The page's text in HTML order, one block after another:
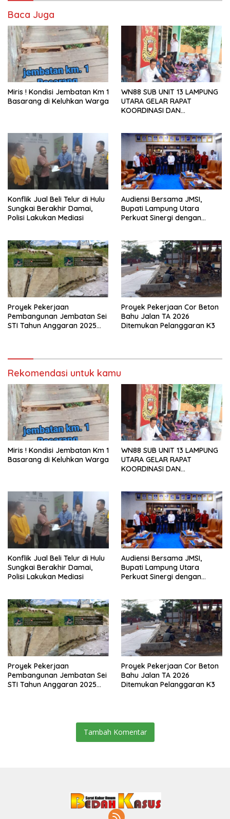
Baca Juga
Miris ! Kondisi Jembatan Km 1
Basarang di Keluhkan Warga
WN88 SUB UNIT 13 LAMPUNG
UTARA GELAR RAPAT
KOORDINASI DAN
Konflik Jual Beli Telur di Hulu
Sungkai Berakhir Damai,
Polisi Lakukan Mediasi
Audiensi Bersama JMSI,
Bupati Lampung Utara
Perkuat Sinergi dengan
Proyek Pekerjaan
Pembangunan Jembatan Sei
STI Tahun Anggaran 2025
Proyek Pekerjaan Cor Beton
Bahu Jalan TA 2026
Ditemukan Pelanggaran K3
Rekomendasi untuk kamu
Miris ! Kondisi Jembatan Km 1
Basarang di Keluhkan Warga
WN88 SUB UNIT 13 LAMPUNG
UTARA GELAR RAPAT
KOORDINASI DAN
Konflik Jual Beli Telur di Hulu
Sungkai Berakhir Damai,
Polisi Lakukan Mediasi
Audiensi Bersama JMSI,
Bupati Lampung Utara
Perkuat Sinergi dengan
Proyek Pekerjaan
Pembangunan Jembatan Sei
STI Tahun Anggaran 2025
Proyek Pekerjaan Cor Beton
Bahu Jalan TA 2026
Ditemukan Pelanggaran K3
Tambah Komentar